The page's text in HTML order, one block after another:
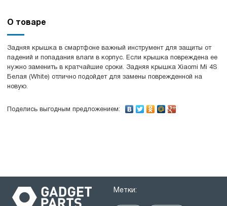
О товаре
Задняя крышка в смартфоне важный инструмент для защиты от
падений и попадания влаги в корпус. Если крышка повреждена ее
нужно заменить в кратчайшие сроки. Задняя крышка Xiaomi Mi 4S
Белая (White) отлично подойдет для замены поврежденной на
новую.
Поделись выгодным предложением:
Метки: